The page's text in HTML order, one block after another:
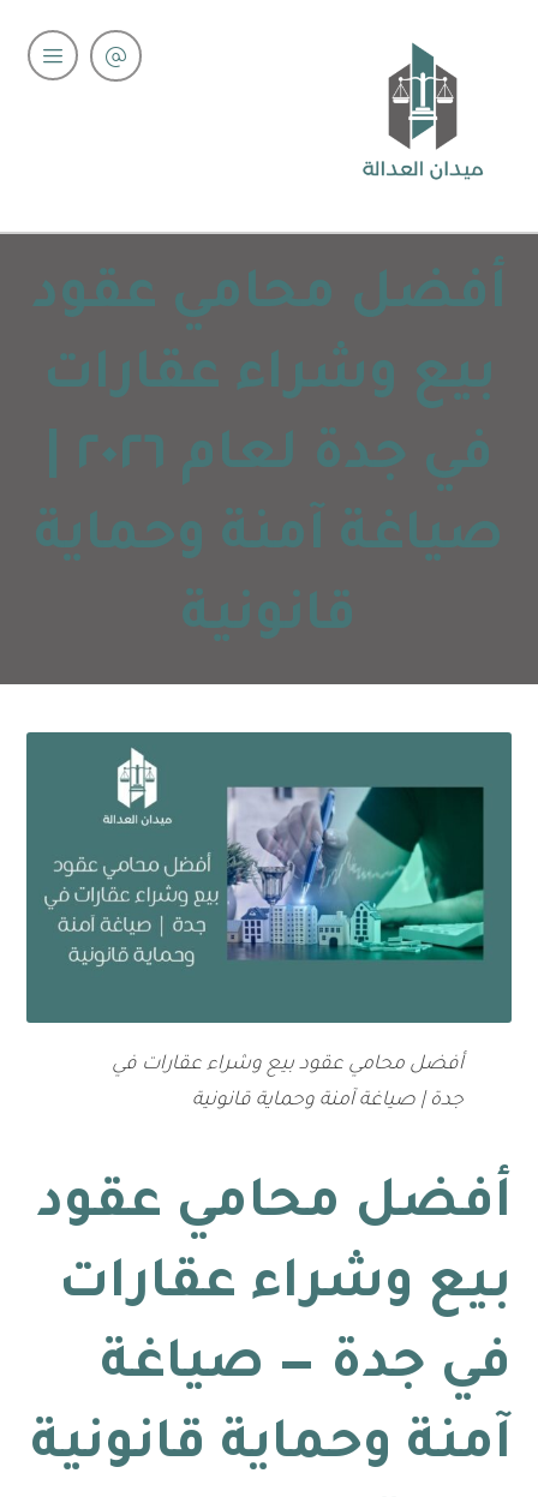
أفضل محامي عقود
بيع وشراء عقارات
صياغة آمنة وحماية
قانونية
أفضل محامي عقود بيع وشراء عقارات في
جدة | صياغة آمنة وحماية قانونية
أفضل محامي عقود
بيع وشراء عقارات
في جدة — صياغة
آمنة وحماية قانونية